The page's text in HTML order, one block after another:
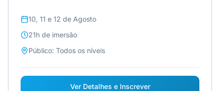
10, 11 e 12 de Agosto
21h de imersão
Público: Todos os níveis
Ver Detalhes e Inscrever